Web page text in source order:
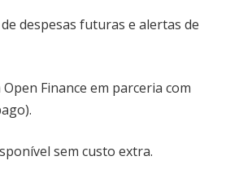
despesas futuras e alertas de
Finance em parceria com
sem custo extra.